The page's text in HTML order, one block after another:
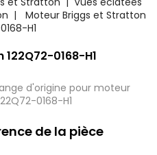
Moteur Briggs et Stratton
H1
0168-H1
d'origine pour moteur
0168-H1
de la pièce